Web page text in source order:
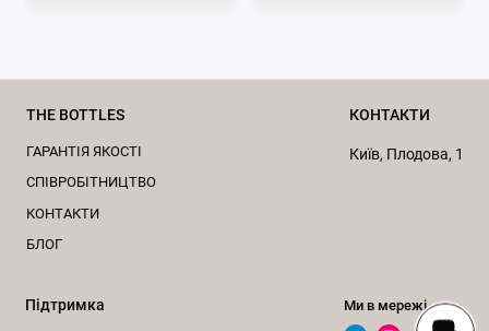
Герметичність:
Скляні флакони зазвичай
мають надійне закриття, що запобігає
магазину та обрати необхідні скляні флакони можна
THE BOTTLES
ГАРАНТІЯ ЯКОСТІ
CПІВРОБІТНИЦТВО
КОНТАКТИ
БЛОГ
КОНТАКТИ
Київ, Плодова, 1
Підтримка
Ми в мережі